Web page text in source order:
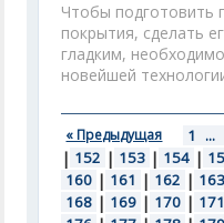
Чтобы подготовить
покрытия, сделать
гладким,
новейшей
« Предыдущая 1 ...
| 152 | 153 | 154 |
160 | 161 | 162 | 163
168 | 169 | 170 | 171